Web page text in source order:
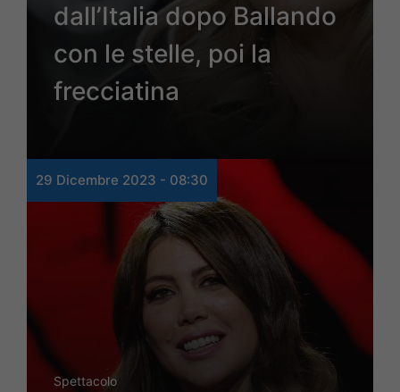
dall’Italia dopo Ballando
con le stelle, poi la
frecciatina
29 Dicembre 2023 - 08:30
Spettacolo